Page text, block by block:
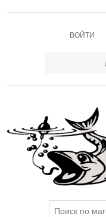
ВОЙТИ